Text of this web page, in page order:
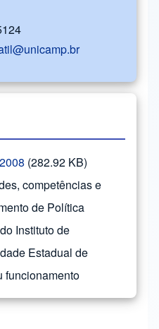
(282.92 KB)
competências e
de Política
Instituto de
Estadual de
funcionamento